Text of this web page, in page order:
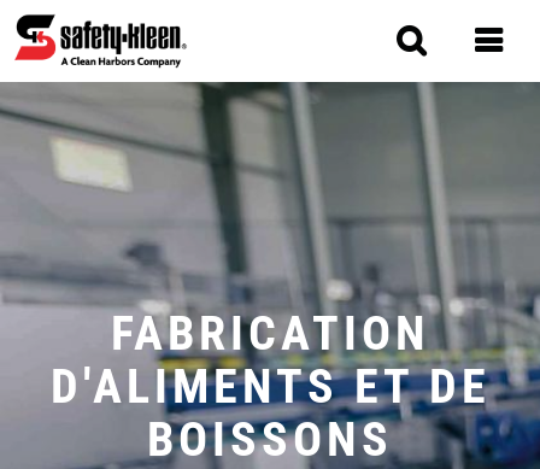
content
MAIN
NAVIGATION
FABRICATION
D'ALIMENTS ET DE
BOISSONS